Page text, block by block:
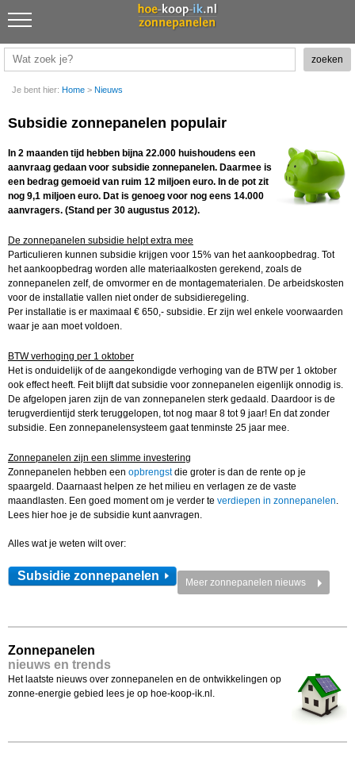
Je bent hier: Home > Nieuws
Zonnepanelen
nieuws en trends
Het laatste nieuws over zonnepanelen en de ontwikkelingen op
zonne-energie gebied lees je op hoe-koop-ik.nl.
Subsidie zonnepanelen populair
In 2 maanden tijd hebben bijna 22.000 huishoudens een
aanvraag gedaan voor subsidie zonnepanelen. Daarmee is
een bedrag gemoeid van ruim 12 miljoen euro. In de pot zit
nog 9,1 miljoen euro. Dat is genoeg voor nog eens 14.000
aanvragers. (Stand per 30 augustus 2012).
De zonnepanelen subsidie helpt extra mee
Particulieren kunnen subsidie krijgen voor 15% van het aankoopbedrag. Tot
het aankoopbedrag worden alle materiaalkosten gerekend, zoals de
zonnepanelen zelf, de omvormer en de montagematerialen. De arbeidskosten
voor de installatie vallen niet onder de subsidieregeling.
Per installatie is er maximaal € 650,- subsidie. Er zijn wel enkele voorwaarden
waar je aan moet voldoen.
BTW verhoging per 1 oktober
Het is onduidelijk of de aangekondigde verhoging van de BTW per 1 oktober
ook effect heeft. Feit blijft dat subsidie voor zonnepanelen eigenlijk onnodig is.
De afgelopen jaren zijn de van zonnepanelen sterk gedaald. Daardoor is de
terugverdientijd sterk teruggelopen, tot nog maar 8 tot 9 jaar! En dat zonder
subsidie. Een zonnepanelensysteem gaat tenminste 25 jaar mee.
Zonnepanelen zijn een slimme investering
Zonnepanelen hebben een opbrengstdie groter is dan de rente op je
spaargeld. Daarnaast helpen ze het milieu en verlagen ze de vaste
maandlasten. Een goed moment om je verder te verdiepen in zonnepanelen.
Lees hier hoe je de subsidie kunt aanvragen.
Alles wat je weten wilt over:
Subsidie zonnepanelen Meer zonnepanelen nieuws